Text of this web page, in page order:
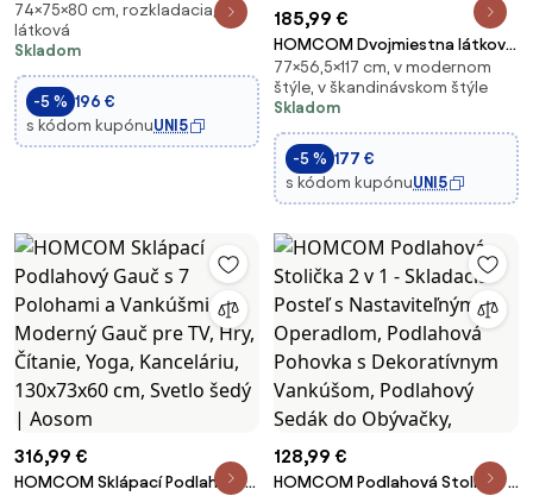
podlahové kreslo/rozkladacia
posteľ — čalúnené, vzhľad
ľanu, tmavosivá (80 x 75 x 74
cm) | Aosom
74×75×80 cm, rozkladacia,
látková
Skladom
-5 % 196 €
s kódom kupónuUNI5
185,99 €
HOMCOM Dvojmiestna látková
pohovka s čalúnením,
Dvojpohovka, Nábytok do
obývacej izby, Drevený,
zamatový polyester, pena,
Tmavošedá 117 x 56,5 x 77 cm
77×56,5×117 cm, v modernom
štýle, v škandinávskom štýle
Skladom
-5 % 177 €
s kódom kupónuUNI5
316,99 €
HOMCOM Sklápací Podlahový
128,99 €
HOMCOM Podlahová Stolička 2